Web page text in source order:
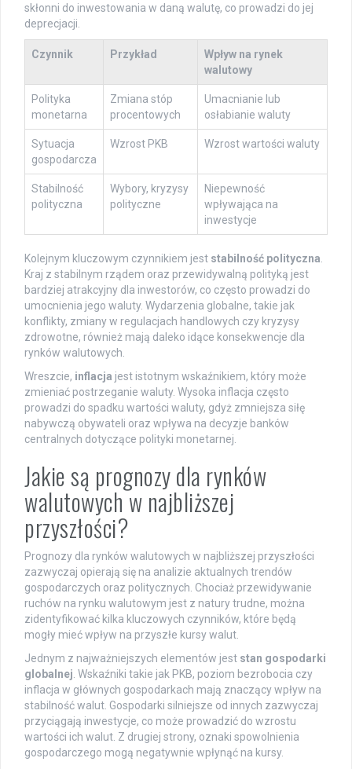
skłonni do inwestowania w daną walutę, co prowadzi do jej
deprecjacji.
Czynnik Przykład
Wpływ na rynek
walutowy
Polityka
monetarna
Zmiana stóp
procentowych
Umacnianie lub
osłabianie waluty
Sytuacja
gospodarcza
Wzrost PKB Wzrost wartości waluty
Stabilność
polityczna
Wybory, kryzysy
polityczne
Niepewność
wpływająca na
inwestycje
Kolejnym kluczowym czynnikiem jest stabilność polityczna.
Kraj z stabilnym rządem oraz przewidywalną polityką jest
bardziej atrakcyjny dla inwestorów, co często prowadzi do
umocnienia jego waluty. Wydarzenia globalne, takie jak
konflikty, zmiany w regulacjach handlowych czy kryzysy
zdrowotne, również mają daleko idące konsekwencje dla
rynków walutowych.
Wreszcie, inflacja jest istotnym wskaźnikiem, który może
zmieniać postrzeganie waluty. Wysoka inflacja często
prowadzi do spadku wartości waluty, gdyż zmniejsza siłę
nabywczą obywateli oraz wpływa na decyzje banków
centralnych dotyczące polityki monetarnej.
Jakie są prognozy dla rynków
walutowych w najbliższej
przyszłości?
Prognozy dla rynków walutowych w najbliższej przyszłości
zazwyczaj opierają się na analizie aktualnych trendów
gospodarczych oraz politycznych. Chociaż przewidywanie
ruchów na rynku walutowym jest z natury trudne, można
zidentyfikować kilka kluczowych czynników, które będą
mogły mieć wpływ na przyszłe kursy walut.
Jednym z najważniejszych elementów jest stan gospodarki
globalnej. Wskaźniki takie jak PKB, poziom bezrobocia czy
inflacja w głównych gospodarkach mają znaczący wpływ na
stabilność walut. Gospodarki silniejsze od innych zazwyczaj
przyciągają inwestycje, co może prowadzić do wzrostu
wartości ich walut. Z drugiej strony, oznaki spowolnienia
gospodarczego mogą negatywnie wpłynąć na kursy.